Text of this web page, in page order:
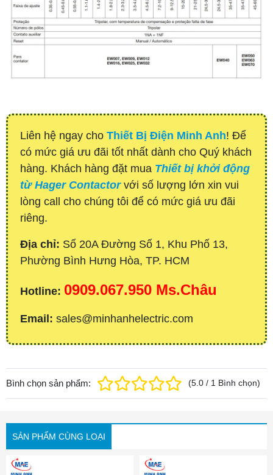
Liên hệ ngay cho Thiết Bị Điện Minh Anh! Để
có mức giá ưu đãi tốt nhất dành cho Quý khách
hàng. Khách hàng đặt mua Thiết bị khởi động
từ Hager Contactorvới số lượng lớn xin vui
lòng call cho chúng tôi để có mức giá ưu đãi
riêng.
Địa chỉ: Số 20A Đường Số 1, Khu Phố 13,
Phường Bình Hưng Hòa, TP. HCM
Hotline: 0909.067.950 Ms.Châu
Email: sales@minhanhelectric.com
Bình chọn sản phẩm: (5.0 / 1 Bình chọn)
SẢN PHẨM CÙNG LOẠI